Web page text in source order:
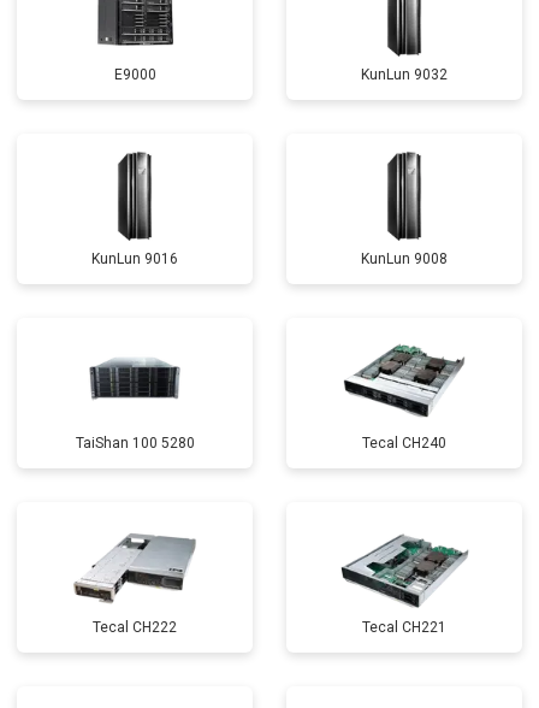
E9000 KunLun 9032
KunLun 9016 KunLun 9008
TaiShan 100 5280 Tecal CH240
Tecal CH222 Tecal CH221